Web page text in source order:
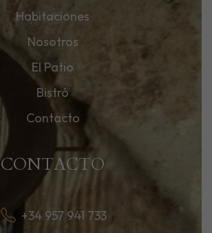
Habitaciones
Nosotros
El Patio
Bistró
Contacto
CONTACTO
+34 957 941 733